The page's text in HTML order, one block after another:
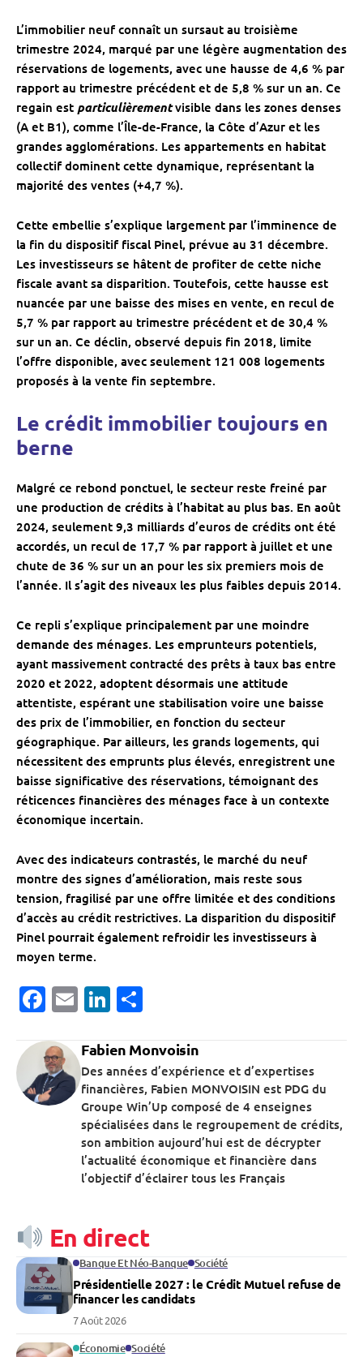
L’immobilier neuf connaît un sursaut au troisième
trimestre 2024, marqué par une légère augmentation des
réservations de logements, avec une hausse de 4,6 % par
rapport au trimestre précédent et de 5,8 % sur un an. Ce
regain est particulièrementvisible dans les zones denses
(A et B1), comme l’Île-de-France, la Côte d’Azur et les
grandes agglomérations. Les appartements en habitat
collectif dominent cette dynamique, représentant la
majorité des ventes (+4,7 %).
Cette embellie s’explique largement par l’imminence de
la fin du dispositif fiscal Pinel, prévue au 31 décembre.
Les investisseurs se hâtent de profiter de cette niche
fiscale avant sa disparition. Toutefois, cette hausse est
nuancée par une baisse des mises en vente, en recul de
5,7 % par rapport au trimestre précédent et de 30,4 %
sur un an. Ce déclin, observé depuis fin 2018, limite
l’offre disponible, avec seulement 121 008 logements
proposés à la vente fin septembre.
Le crédit immobilier toujours en
berne
Malgré ce rebond ponctuel, le secteur reste freiné par
une production de crédits à l’habitat au plus bas. En août
2024, seulement 9,3 milliards d’euros de crédits ont été
accordés, un recul de 17,7 % par rapport à juillet et une
chute de 36 % sur un an pour les six premiers mois de
l’année. Il s’agit des niveaux les plus faibles depuis 2014.
Ce repli s’explique principalement par une moindre
demande des ménages. Les emprunteurs potentiels,
ayant massivement contracté des prêts à taux bas entre
2020 et 2022, adoptent désormais une attitude
attentiste, espérant une stabilisation voire une baisse
des prix de l’immobilier, en fonction du secteur
géographique. Par ailleurs, les grands logements, qui
nécessitent des emprunts plus élevés, enregistrent une
baisse significative des réservations, témoignant des
réticences financières des ménages face à un contexte
économique incertain.
Avec des indicateurs contrastés, le marché du neuf
montre des signes d’amélioration, mais reste sous
tension, fragilisé par une offre limitée et des conditions
d’accès au crédit restrictives. La disparition du dispositif
Pinel pourrait également refroidir les investisseurs à
moyen terme.
Facebook
EmailLinkedIn
Fabien Monvoisin
Des années d’expérience et d’expertises
financières, Fabien MONVOISIN est PDG du
Groupe Win’Up composé de 4 enseignes
spécialisées dans le regroupement de crédits,
son ambition aujourd’hui est de décrypter
l’actualité économique et financière dans
l’objectif d’éclairer tous les Français
En direct
Banque Et Néo-Banque Société
Présidentielle 2027 : le Crédit Mutuel refuse de
financer les candidats
7 Août 2026
Économie Société